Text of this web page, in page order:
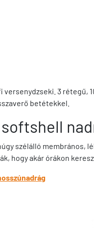
3 rétegű,
betétekkel.
szélálló membrános,
hogy akár órákon